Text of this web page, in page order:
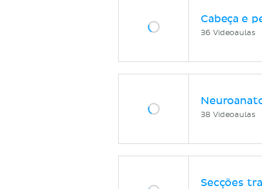
Cabeça e
36 Videoaulas
38 Videoaulas
Secções